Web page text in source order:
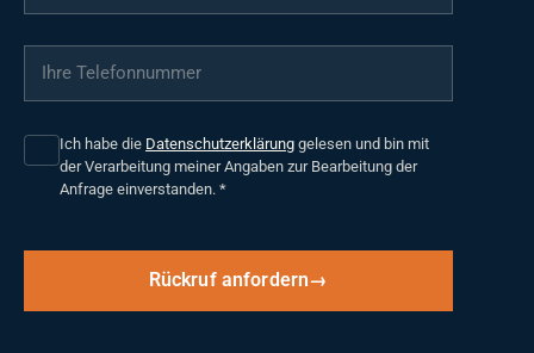
Ihre Telefonnummer
Ich habe die Datenschutzerklärung gelesen und bin mit
der Verarbeitung meiner Angaben zur Bearbeitung der
Anfrage einverstanden. *
Rückruf anfordern